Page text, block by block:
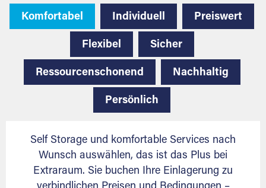
Komfortabel Individuell Preiswert
Flexibel Sicher
Ressourcenschonend Nachhaltig
Persönlich
Self Storage und komfortable Services nach
Wunsch auswählen, das ist das Plus bei
Extraraum. Sie buchen Ihre Einlagerung zu